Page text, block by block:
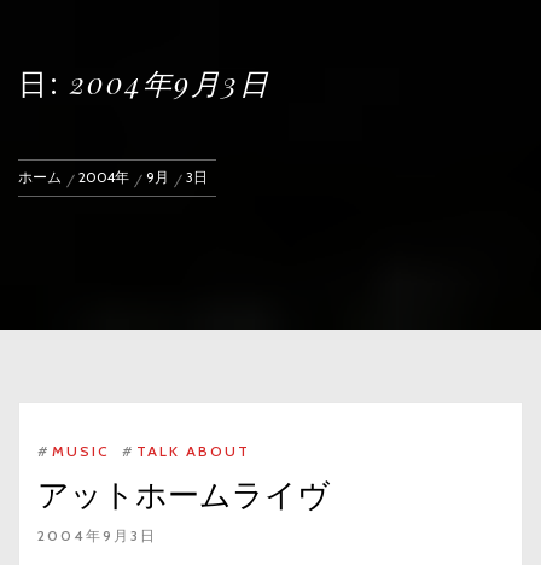
日: 2004年9月3日
ホーム 2004年 9月 3日
# MUSIC # TALK ABOUT
アットホームライヴ
2004年9月3日